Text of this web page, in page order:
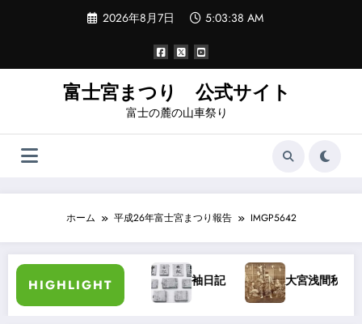
ツ
2026年8月7日 5:03:38 AM
富士宮まつり 公式サイト
富士の麓の山車祭り
ホーム 平成26年富士宮まつり報告 IMGP5642
HIGHLIGHT
三郎氏講演 袖日記 大宮浅間秋祭り・大宮祭